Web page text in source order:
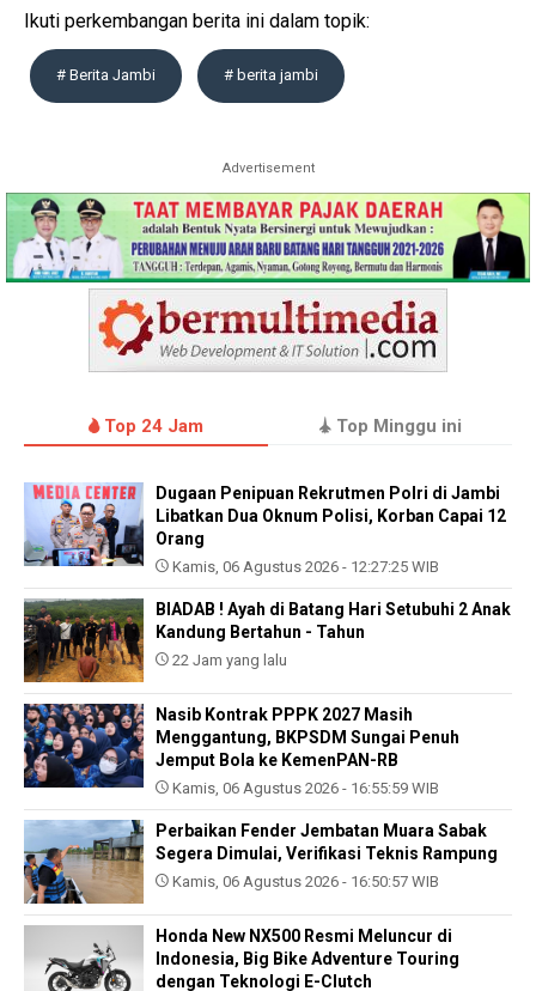
Ikuti perkembangan berita ini dalam topik:
# Berita Jambi # berita jambi
Advertisement
Top 24 Jam Top Minggu ini
Dugaan Penipuan Rekrutmen Polri di Jambi
Libatkan Dua Oknum Polisi, Korban Capai 12
Orang
Kamis, 06 Agustus 2026 - 12:27:25 WIB
BIADAB ! Ayah di Batang Hari Setubuhi 2 Anak
Kandung Bertahun - Tahun
22 Jam yang lalu
Nasib Kontrak PPPK 2027 Masih
Menggantung, BKPSDM Sungai Penuh
Jemput Bola ke KemenPAN-RB
Kamis, 06 Agustus 2026 - 16:55:59 WIB
Perbaikan Fender Jembatan Muara Sabak
Segera Dimulai, Verifikasi Teknis Rampung
Kamis, 06 Agustus 2026 - 16:50:57 WIB
Honda New NX500 Resmi Meluncur di
Indonesia, Big Bike Adventure Touring
dengan Teknologi E-Clutch